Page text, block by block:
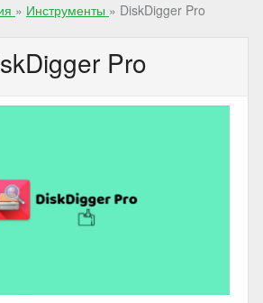
» Инструменты » DiskDigger Pro
Pro